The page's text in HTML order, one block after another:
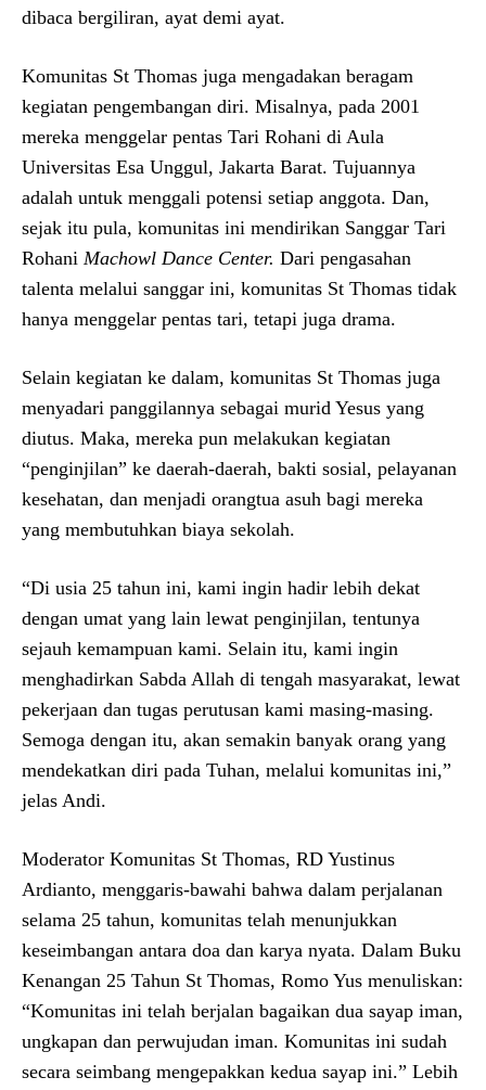
dibaca bergiliran, ayat demi ayat.
Komunitas St Thomas juga mengadakan beragam
kegiatan pengembangan diri. Misalnya, pada 2001
mereka menggelar pentas Tari Rohani di Aula
Universitas Esa Unggul, Jakarta Barat. Tujuannya
adalah untuk menggali potensi setiap anggota. Dan,
sejak itu pula, komunitas ini mendirikan Sanggar Tari
Rohani Machowl Dance Center. Dari pengasahan
talenta melalui sanggar ini, komunitas St Thomas tidak
hanya menggelar pentas tari, tetapi juga drama.
Selain kegiatan ke dalam, komunitas St Thomas juga
menyadari panggilannya sebagai murid Yesus yang
diutus. Maka, mereka pun melakukan kegiatan
“penginjilan” ke daerah-daerah, bakti sosial, pelayanan
kesehatan, dan menjadi orangtua asuh bagi mereka
yang membutuhkan biaya sekolah.
“Di usia 25 tahun ini, kami ingin hadir lebih dekat
dengan umat yang lain lewat penginjilan, tentunya
sejauh kemampuan kami. Selain itu, kami ingin
menghadirkan Sabda Allah di tengah masyarakat, lewat
pekerjaan dan tugas perutusan kami masing-masing.
Semoga dengan itu, akan semakin banyak orang yang
mendekatkan diri pada Tuhan, melalui komunitas ini,”
jelas Andi.
Moderator Komunitas St Thomas, RD Yustinus
Ardianto, menggaris-bawahi bahwa dalam perjalanan
selama 25 tahun, komunitas telah menunjukkan
keseimbangan antara doa dan karya nyata. Dalam Buku
Kenangan 25 Tahun St Thomas, Romo Yus menuliskan:
“Komunitas ini telah berjalan bagaikan dua sayap iman,
ungkapan dan perwujudan iman. Komunitas ini sudah
secara seimbang mengepakkan kedua sayap ini.” Lebih